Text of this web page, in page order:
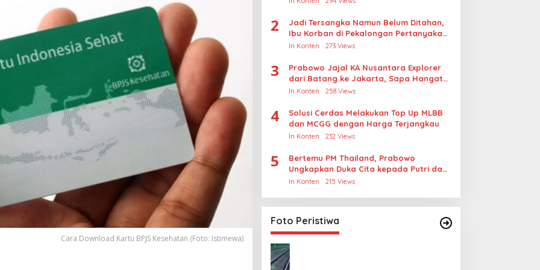
Cara Download Kartu BPJS Kesehatan (Foto: Istimewa)
2
Jadi Tersangka Namun Belum Ditahan,
Ibu Korban di Pekalongan Pertanyakan
Keseriusan Polisi Tangani Kasus
In Konten 273 Views
3
Prabowo Jajal KA Nusantara Explorer
dari Batang ke Jakarta, Sapa Hangat
Warga
In Konten 258 Views
4
Solusi Cerdas Melakukan Top Up MLBB
dan MCGG dengan Harga Terjangkau
In Konten 232 Views
5
Bertemu PM Thailand, Prabowo
Ungkapkan Duka Cita kepada Putri dan
Selamat Ulang Tahun ke Raja Thailand
In Konten 215 Views
Foto Peristiwa